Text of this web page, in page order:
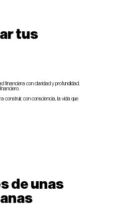
tus
financiera con claridad y profundidad.
construir, con consciencia, la vida que
de unas